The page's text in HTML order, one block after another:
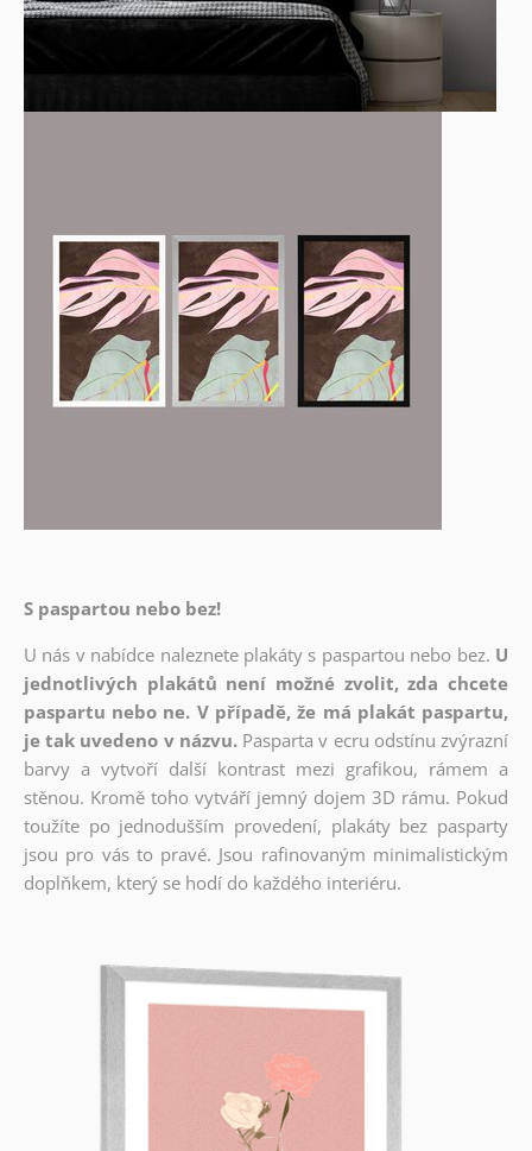
S paspartou nebo bez!
U nás v nabídce naleznete plakáty s paspartou nebo bez. U
jednotlivých plakátů není možné zvolit, zda chcete
paspartu nebo ne. V případě, že má plakát paspartu,
je tak uvedeno v názvu. Pasparta v ecru odstínu zvýrazní
barvy a vytvoří další kontrast mezi grafikou, rámem a
stěnou. Kromě toho vytváří jemný dojem 3D rámu. Pokud
toužíte po jednodušším provedení, plakáty bez pasparty
jsou pro vás to pravé. Jsou rafinovaným minimalistickým
doplňkem, který se hodí do každého interiéru.